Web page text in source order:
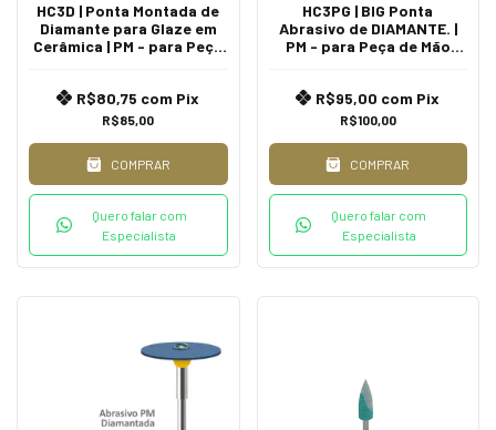
HC3D | Ponta Montada de
Diamante para Glaze em
Cerâmica | PM - para Peça
R$85,00
R$80,75 com Pix
COMPRAR
Quero falar com
Especialista
HC3PG | BIG Ponta
Abrasivo de DIAMANTE. |
PM - para Peça de Mão
R$100,00
R$95,00 com Pix
COMPRAR
Quero falar com
Especialista